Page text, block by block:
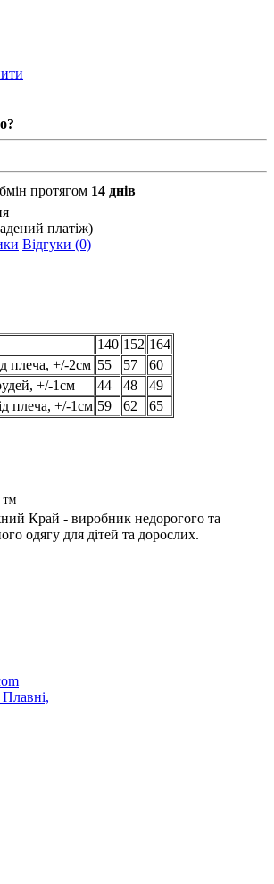
протягом 14 днів
платіж)
Відгуки (0)
140 152 164
плеча, +/-2см 55 57
60
+/-1см
44 48
49
плеча, +/-1см 59 62 65
™
Край - виробник недорогого та
одягу для дітей та дорослих.